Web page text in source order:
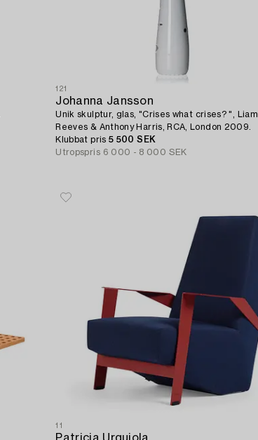
121
Johanna Jansson
Unik skulptur, glas, "Crises what crises? ", Liam
Reeves & Anthony Harris, RCA, London 2009.
Klubbat pris5 500 SEK
Utropspris 6 000 - 8 000 SEK
11
Patricia Urquiola